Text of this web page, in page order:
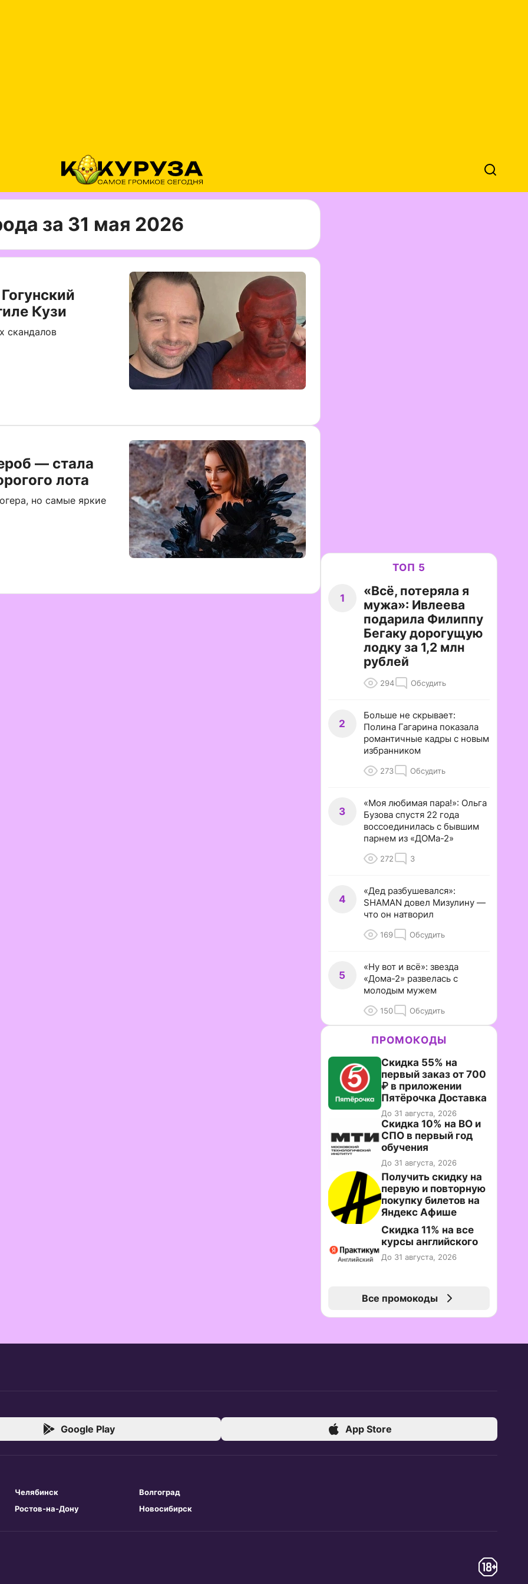
за 31 мая 2026
Кузи
скандалов
— стала
лота
но самые яркие
ТОП 5
1
«Всё, потеряла я
мужа»: Ивлеева
подарила Филиппу
Бегаку дорогущую
лодку за 1,2 млн
рублей
294 Обсудить
2
Больше не скрывает:
Полина Гагарина показала
романтичные кадры с новым
избранником
273 Обсудить
3
«Моя любимая пара!»: Ольга
Бузова спустя 22 года
воссоединилась с бывшим
парнем из «ДОМа-2»
272 3
4
«Дед разбушевался»:
SHAMAN довел Мизулину —
что он натворил
169 Обсудить
5
«Ну вот и всё»: звезда
«Дома-2» развелась с
молодым мужем
150 Обсудить
ПРОМОКОДЫ
Скидка 55% на
первый заказ от 700
₽ в приложении
Пятёрочка Доставка
До 31 августа, 2026
Скидка 10% на ВО и
СПО в первый год
обучения
До 31 августа, 2026
Получить скидку на
первую и повторную
покупку билетов на
Яндекс Афише
Скидка 11% на все
курсы английского
До 31 августа, 2026
Все промокоды
Google Play App Store
Челябинск
Ростов-на-Дону
Волгоград
Новосибирск